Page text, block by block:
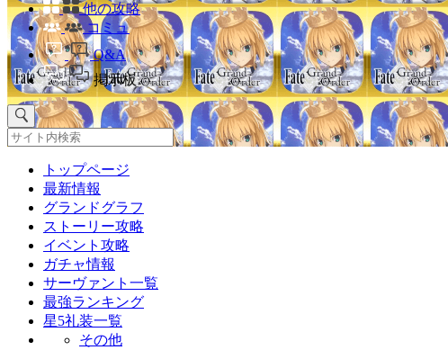
他の攻略
コミュ
Q&A
掲示板
トップページ
最新情報
グランドグラフ
ストーリー攻略
イベント攻略
ガチャ情報
サーヴァント一覧
最強ランキング
星5礼装一覧
その他